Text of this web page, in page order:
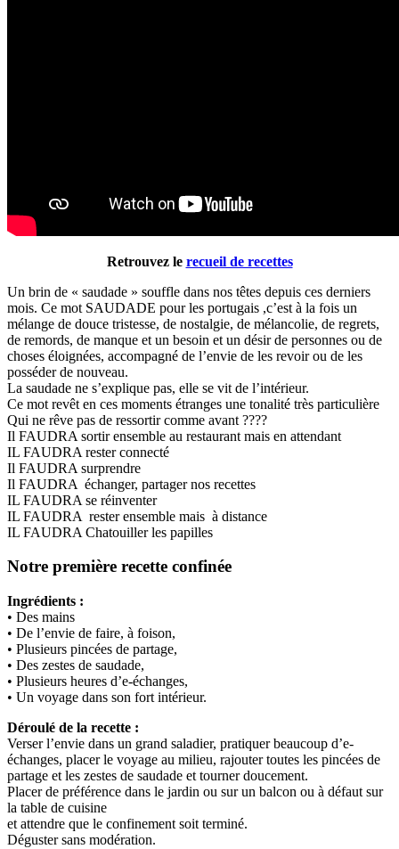
Retrouvez le recueil de recettes
Un brin de « saudade » souffle dans nos têtes depuis ces derniers
mois. Ce mot SAUDADE pour les portugais ,c’est à la fois un
mélange de douce tristesse, de nostalgie, de mélancolie, de regrets,
de remords, de manque et un besoin et un désir de personnes ou de
choses éloignées, accompagné de l’envie de les revoir ou de les
posséder de nouveau.
La saudade ne s’explique pas, elle se vit de l’intérieur.
Ce mot revêt en ces moments étranges une tonalité très particulière
Qui ne rêve pas de ressortir comme avant ????
Il FAUDRA sortir ensemble au restaurant mais en attendant
IL FAUDRA rester connecté
Il FAUDRA surprendre
Il FAUDRA échanger, partager nos recettes
IL FAUDRA se réinventer
IL FAUDRA rester ensemble mais à distance
IL FAUDRA Chatouiller les papilles
Notre première recette confinée
Ingrédients :
• Des mains
• De l’envie de faire, à foison,
• Plusieurs pincées de partage,
• Des zestes de saudade,
• Plusieurs heures d’e-échanges,
• Un voyage dans son fort intérieur.
Déroulé de la recette :
Verser l’envie dans un grand saladier, pratiquer beaucoup d’e-
échanges, placer le voyage au milieu, rajouter toutes les pincées de
partage et les zestes de saudade et tourner doucement.
Placer de préférence dans le jardin ou sur un balcon ou à défaut sur
la table de cuisine
et attendre que le confinement soit terminé.
Déguster sans modération.